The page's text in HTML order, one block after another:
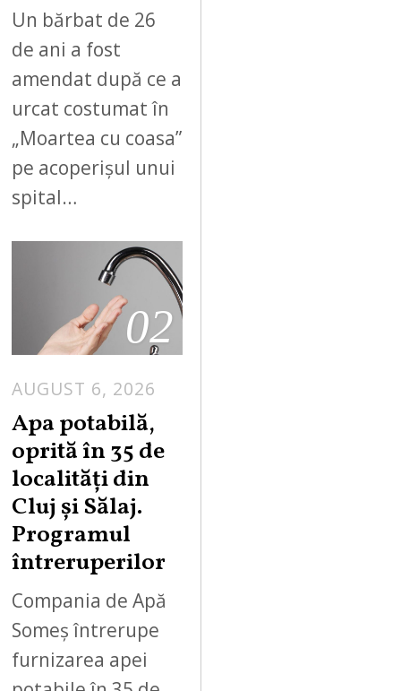
Un bărbat de 26
de ani a fost
amendat după ce a
urcat costumat în
„Moartea cu coasa”
pe acoperișul unui
spital…
02
AUGUST 6, 2026
Apa potabilă,
oprită în 35 de
localități din
Cluj și Sălaj.
Programul
întreruperilor
Compania de Apă
Someș întrerupe
furnizarea apei